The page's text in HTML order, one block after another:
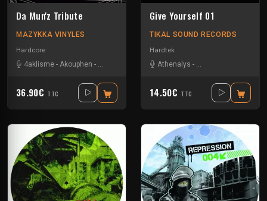
Da Mun'z Tribute
MAZYKKA VINYLES
Hardcore
4aklisme - Akouphen - Angel Flo Axiver-Kick'Art-Mascore
36.90€ TTC
Give Yourself 01
TIKAL SOUND RECORDS
Hardtek
Athenalys - Gremlins Galeux
14.50€ TTC